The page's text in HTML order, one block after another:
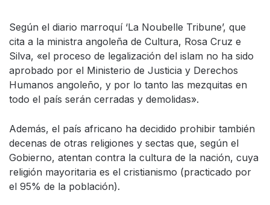
Según el diario marroquí ‘La Noubelle Tribune’, que
cita a la ministra angoleña de Cultura, Rosa Cruz e
Silva, «el proceso de legalización del islam no ha sido
aprobado por el Ministerio de Justicia y Derechos
Humanos angoleño, y por lo tanto las mezquitas en
todo el país serán cerradas y demolidas».
Además, el país africano ha decidido prohibir también
decenas de otras religiones y sectas que, según el
Gobierno, atentan contra la cultura de la nación, cuya
religión mayoritaria es el cristianismo (practicado por
el 95% de la población).